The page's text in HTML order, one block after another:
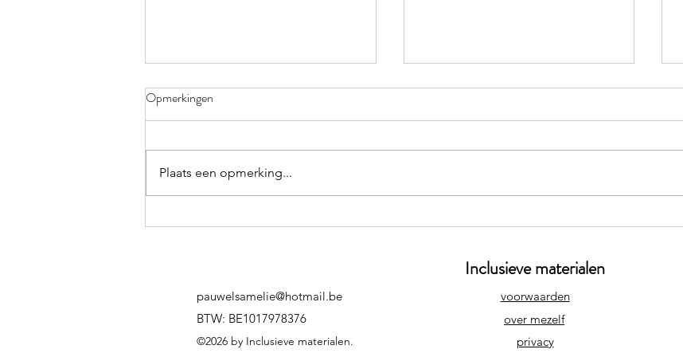
Spel: zoektocht in de klas
Opmerkingen
Plaats een opmerking...
Inclusieve materialen
pauwelsamelie@hotmail.be
BTW: BE1017978376
©2026 by Inclusieve materialen.
voorwaarden
over mezelf
privacy